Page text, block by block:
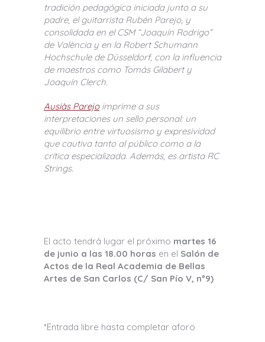
tradición pedagógica iniciada junto a su
padre, el guitarrista Rubén Parejo, y
consolidada en el CSM “Joaquín Rodrigo”
de València y en la Robert Schumann
Hochschule de Düsseldorf, con la influencia
de maestros como Tomás Gilabert y
Joaquín Clerch.
Ausiàs Parejoimprime a sus
interpretaciones un sello personal: un
equilibrio entre virtuosismo y expresividad
que cautiva tanto al público como a la
crítica especializada. Además, es artista RC
Strings.
El acto tendrá lugar el próximo martes 16
de junio a las 18.00 horas en el Salón de
Actos de la Real Academia de Bellas
Artes de San Carlos (C/ San Pío V, nº9)
*Entrada libre hasta completar aforo